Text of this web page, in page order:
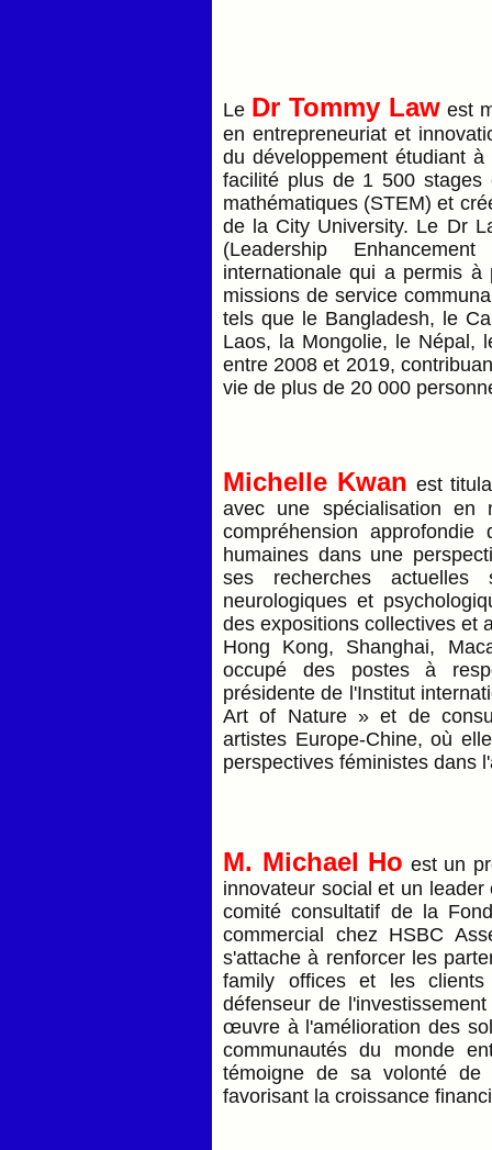
Le Dr Tommy Lawest
en entrepreneuriat et
du développement étudiant
facilité plus de 1 500 stages
mathématiques (STEM) et
de la City University. Le Dr
(Leadership
internationale qui a permis
missions de service
tels que le Bangladesh, le
Laos, la Mongolie, le Népal,
entre 2008 et 2019,
vie de plus de 20 000
Michelle Kwan est
avec une spécialisation en
compréhension
humaines dans une
ses recherches
neurologiques et
des expositions collectives et
Hong Kong, Shanghai,
occupé des postes à
présidente de l'Institut
Art of Nature » et de
artistes Europe-Chine, où
perspectives féministes dans
M. Michael Ho est un
innovateur social et un
comité consultatif de la
commercial chez HSBC
s'attache à renforcer les
family offices et les
défenseur de
œuvre à l'amélioration des
communautés du monde
témoigne de sa volonté
favorisant la croissance